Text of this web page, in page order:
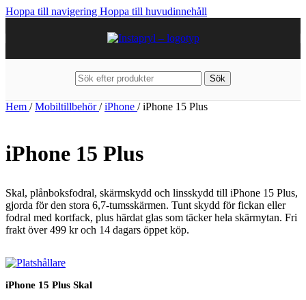
Hoppa till navigering Hoppa till huvudinnehåll
Sök
Hem / Mobiltillbehör/ iPhone / iPhone 15 Plus
iPhone 15 Plus
Skal, plånboksfodral, skärmskydd och linsskydd till iPhone 15 Plus,
gjorda för den stora 6,7-tumsskärmen. Tunt skydd för fickan eller
fodral med kortfack, plus härdat glas som täcker hela skärmytan. Fri
frakt över 499 kr och 14 dagars öppet köp.
iPhone 15 Plus Skal